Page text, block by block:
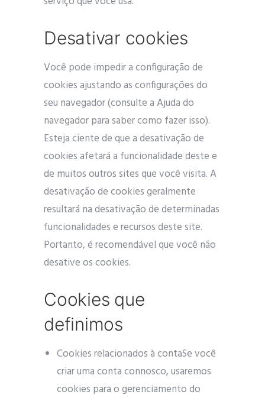
Desativar cookies
Você pode impedir a configuração de
cookies ajustando as configurações do
seu navegador (consulte a Ajuda do
navegador para saber como fazer isso).
Esteja ciente de que a desativação de
cookies afetará a funcionalidade deste e
de muitos outros sites que você visita. A
desativação de cookies geralmente
resultará na desativação de determinadas
funcionalidades e recursos deste site.
Portanto, é recomendável que você não
desative os cookies.
Cookies que
definimos
Cookies relacionados à contaSe você
criar uma conta connosco, usaremos
cookies para o gerenciamento do